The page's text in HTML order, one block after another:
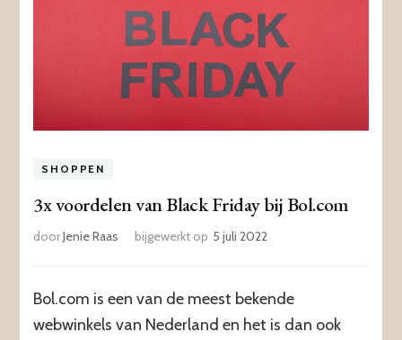
SHOPPEN
3x voordelen van Black Friday bij Bol.com
doorJenie Raas bijgewerkt op 5 juli 2022
Bol.com is een van de meest bekende
webwinkels van Nederland en het is dan ook